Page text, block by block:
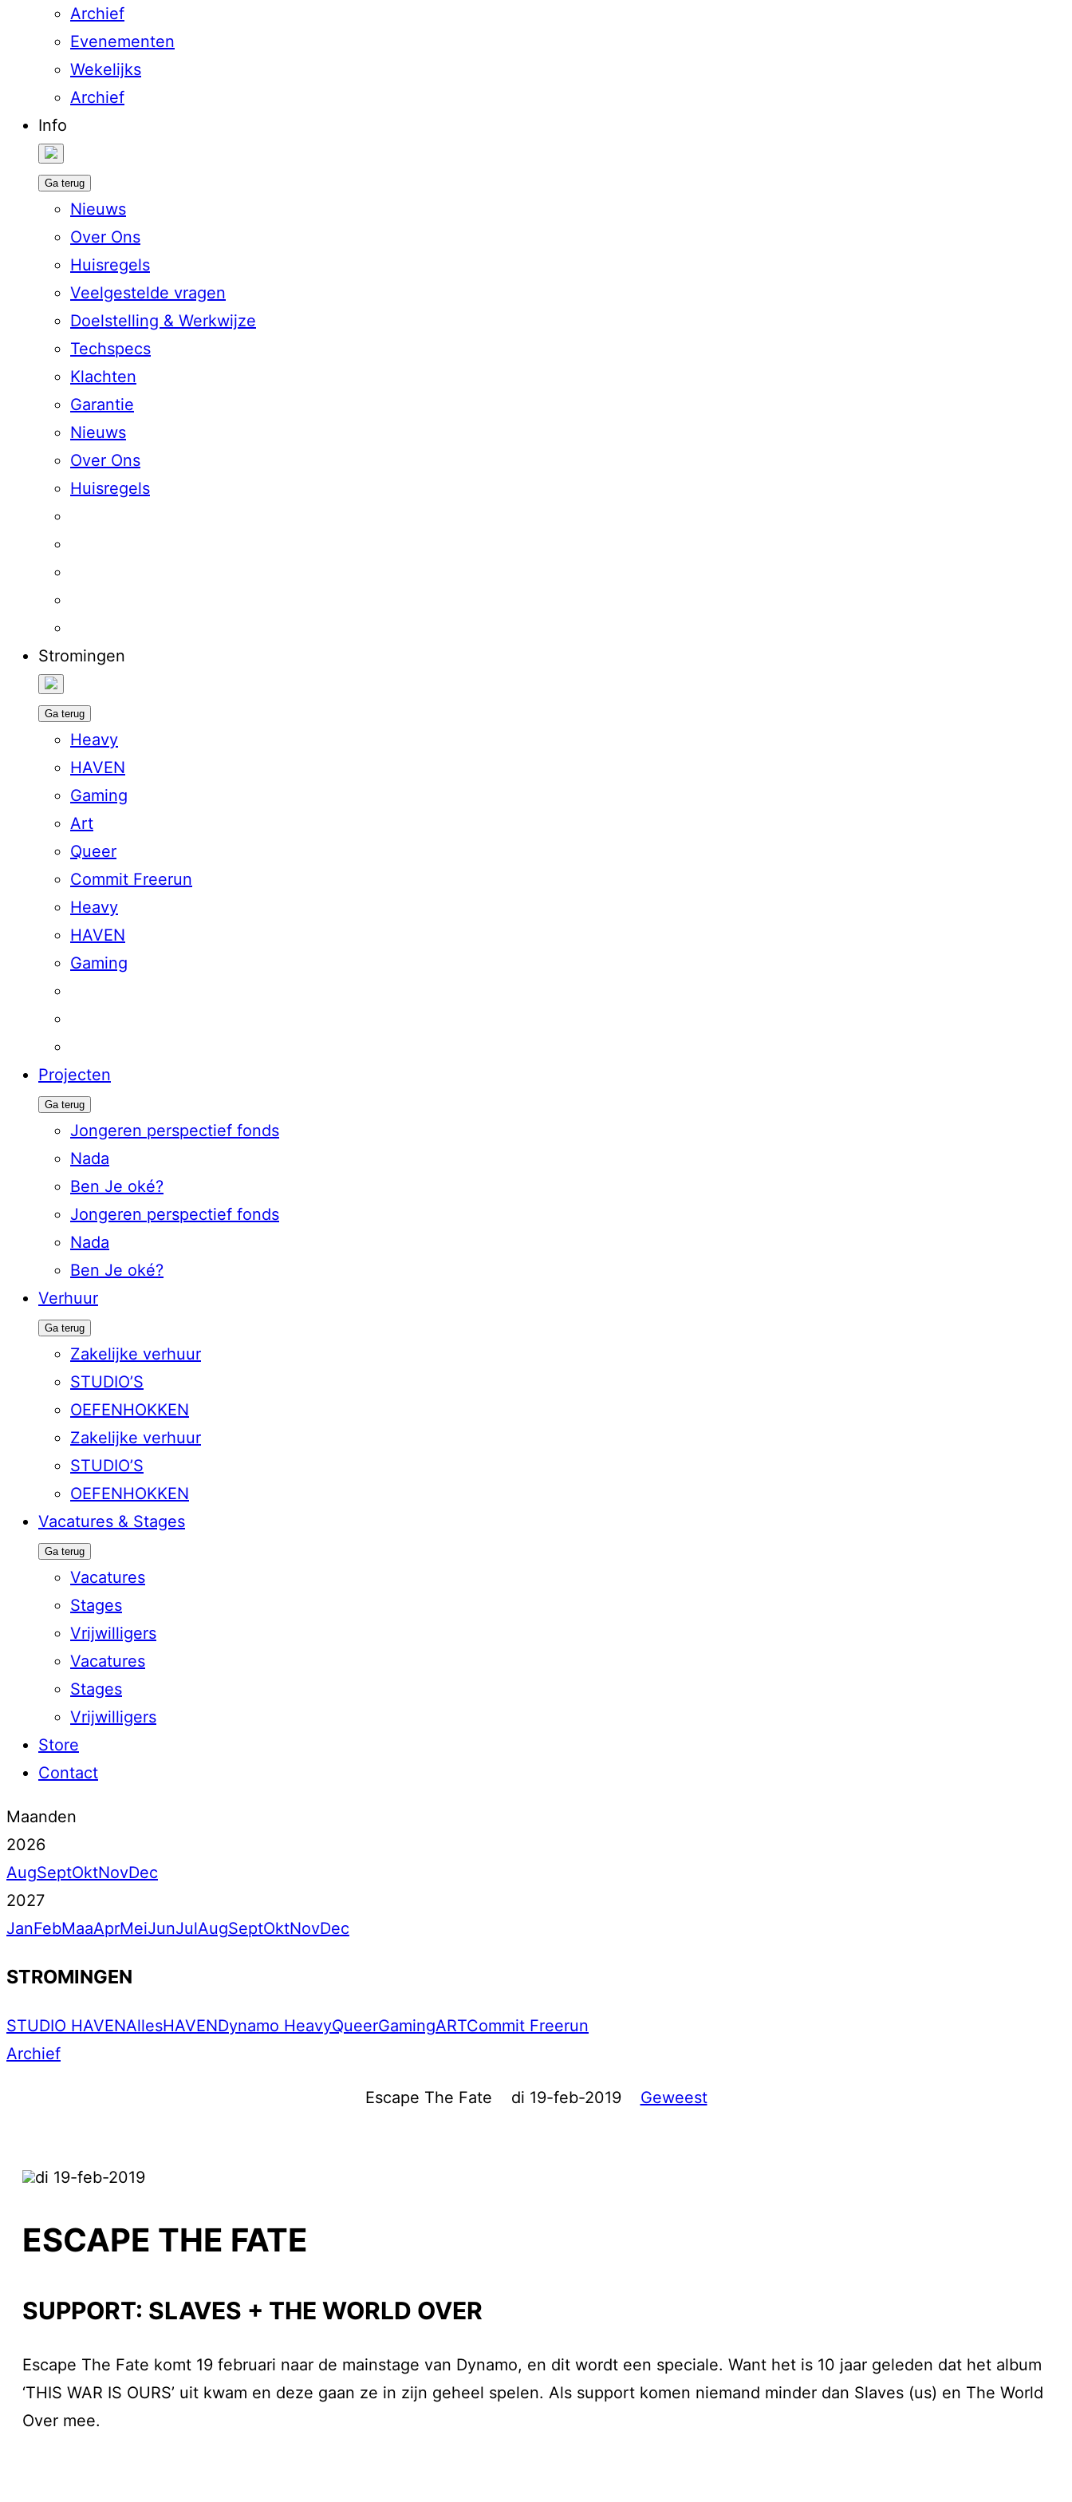
Archief
Evenementen
Wekelijks
Archief
Info
Ga terug
Nieuws
Over Ons
Huisregels
Veelgestelde vragen
Doelstelling & Werkwijze
Techspecs
Klachten
Garantie
Nieuws
Over Ons
Huisregels
Stromingen
Ga terug
Heavy
HAVEN
Gaming
Art
Queer
Commit Freerun
Heavy
HAVEN
Gaming
Projecten
Ga terug
Jongeren perspectief fonds
Nada
Ben Je oké?
Jongeren perspectief fonds
Nada
Ben Je oké?
Verhuur
Ga terug
Zakelijke verhuur
STUDIO’S
OEFENHOKKEN
Zakelijke verhuur
STUDIO’S
OEFENHOKKEN
Vacatures & Stages
Ga terug
Vacatures
Stages
Vrijwilligers
Vacatures
Stages
Vrijwilligers
Store
Contact
Maanden
2026
AugSeptOktNovDec
2027
JanFebMaaAprMeiJunJulAugSeptOktNovDec
STROMINGEN
STUDIO HAVENAllesHAVENDynamo HeavyQueerGamingARTCommit Freerun
Archief
Escape The Fate di 19-feb-2019 Geweest
di 19-feb-2019
ESCAPE THE FATE
SUPPORT: SLAVES + THE WORLD OVER
Escape The Fate komt 19 februari naar de mainstage van Dynamo, en dit wordt een speciale. Want het is 10 jaar geleden dat het album
‘THIS WAR IS OURS’ uit kwam en deze gaan ze in zijn geheel spelen. Als support komen niemand minder dan Slaves (us) en The World
Over mee.